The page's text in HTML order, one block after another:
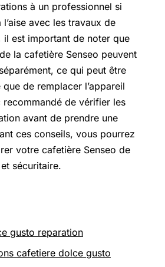
à un professionnel si
l’aise avec les travaux de
il est important de noter que
la cafetière Senseo peuvent
ce qui peut être
de remplacer l’appareil
recommandé de vérifier les
avant de prendre une
ces conseils, vous pourrez
votre cafetière Senseo de
sécuritaire.
gusto reparation
cafetiere dolce gusto